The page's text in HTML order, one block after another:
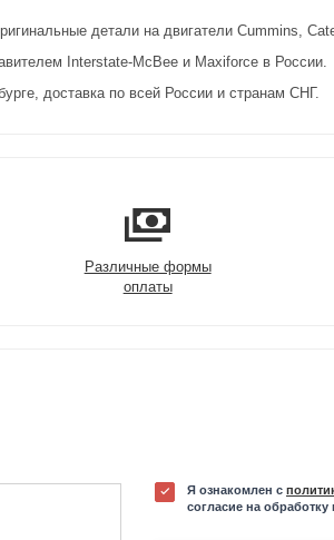
детали на двигатели Cummins,
Interstate-McBee и Maxiforce в России.
доставка по всей России и странам СНГ.
Различные формы
оплаты
Я ознакомлен с
согласие на